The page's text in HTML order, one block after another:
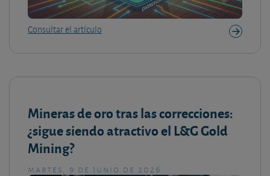
Consultar el artículo
Mineras de oro tras las correcciones:
¿sigue siendo atractivo el L&G Gold
Mining?
martes, 9 de junio de 2026